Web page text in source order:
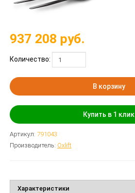
937 208 руб.
Количество:
В корзину
Купить в 1 клик
Артикул: 791043
Производитель: Oxlift
Характеристики